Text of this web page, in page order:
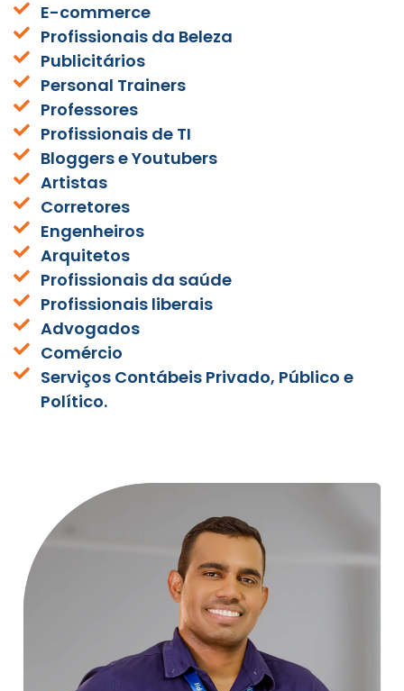
E-commerce
Profissionais da Beleza
Publicitários
Personal Trainers
Professores
Profissionais de TI
Bloggers e Youtubers
Artistas
Corretores
Engenheiros
Arquitetos
Profissionais da saúde
Profissionais liberais
Advogados
Comércio
Serviços Contábeis Privado, Público e
Político.